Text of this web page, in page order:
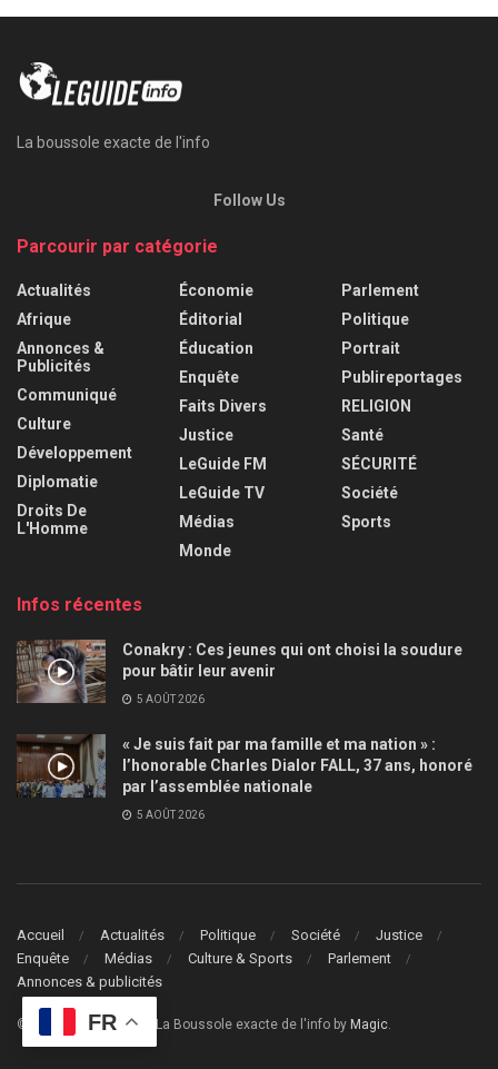
La boussole exacte de l'info
Follow Us
Parcourir par catégorie
Actualités
Afrique
Annonces &
Publicités
Communiqué
Culture
Développement
Diplomatie
Droits De
L'Homme
Économie
Éditorial
Éducation
Enquête
Faits Divers
Justice
LeGuide FM
LeGuide TV
Médias
Monde
Parlement
Politique
Portrait
Publireportages
RELIGION
Santé
SÉCURITÉ
Société
Sports
Infos récentes
Conakry : Ces jeunes qui ont choisi la soudure
pour bâtir leur avenir
5 AOÛT 2026
« Je suis fait par ma famille et ma nation » :
l’honorable Charles Dialor FALL, 37 ans, honoré
par l’assemblée nationale
5 AOÛT 2026
Accueil Actualités Politique Société
Justice
Enquête
Médias Culture & Sports
Parlement
Annonces & publicités
© 2024 Le Guide Info - La Boussole exacte de l'info by Magic
FR